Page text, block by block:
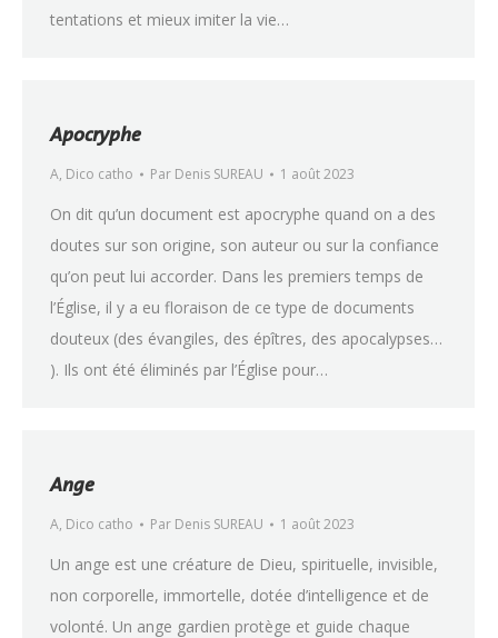
tentations et mieux imiter la vie…
Apocryphe
A, Dico catho Par Denis SUREAU 1 août 2023
On dit qu’un document est apocryphe quand on a des
doutes sur son origine, son auteur ou sur la confiance
qu’on peut lui accorder. Dans les premiers temps de
l’Église, il y a eu floraison de ce type de documents
douteux (des évangiles, des épîtres, des apocalypses…
). Ils ont été éliminés par l’Église pour…
Ange
A, Dico catho Par Denis SUREAU 1 août 2023
Un ange est une créature de Dieu, spirituelle, invisible,
non corporelle, immortelle, dotée d’intelligence et de
volonté. Un ange gardien protège et guide chaque